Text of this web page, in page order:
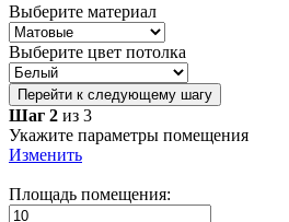
Выберите материал
Выберите цвет потолка
Перейти к следующему шагу
Шаг 2 из 3
Укажите параметры помещения
Изменить
Площадь помещения: